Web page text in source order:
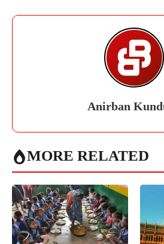
Anirban
MORE RELATED